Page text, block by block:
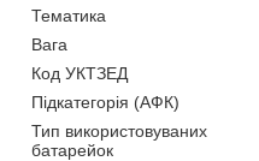
Тематика
Вага
Код УКТЗЕД
Підкатегорія (АФК)
Тип використовуваних
батарейок